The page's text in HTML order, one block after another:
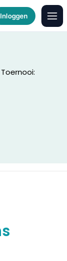
Inloggen